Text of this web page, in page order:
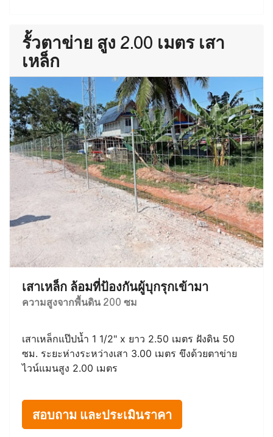
รั้วตาข่าย สูง 2.00 เมตร เสา
เหล็ก
เสาเหล็ก ล้อมที่ป้องกันผู้บุกรุกเข้ามา
ความสูงจากพื้นดิน 200 ซม
เสาเหล็กแป๊ปน้ำ 1 1/2" x ยาว 2.50 เมตร ฝังดิน 50
ซม. ระยะห่างระหว่างเสา 3.00 เมตร ขึงด้วยตาข่าย
ไวน์แมนสูง 2.00 เมตร
สอบถาม และประเมินราคา